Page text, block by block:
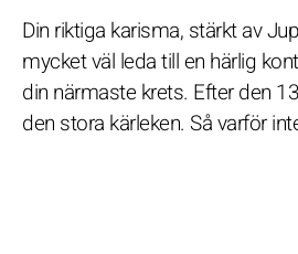
Din riktiga karisma, stärkt av
mycket väl leda till en härlig
din närmaste krets. Efter den
den stora kärleken. Så varför